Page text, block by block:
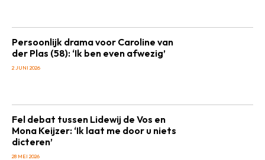
Persoonlijk drama voor Caroline van
der Plas (58): ‘Ik ben even afwezig’
2 JUNI 2026
Fel debat tussen Lidewij de Vos en
Mona Keijzer: ‘Ik laat me door u niets
dicteren’
28 MEI 2026